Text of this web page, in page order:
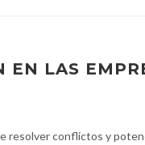
EN LAS
resolver conflictos y